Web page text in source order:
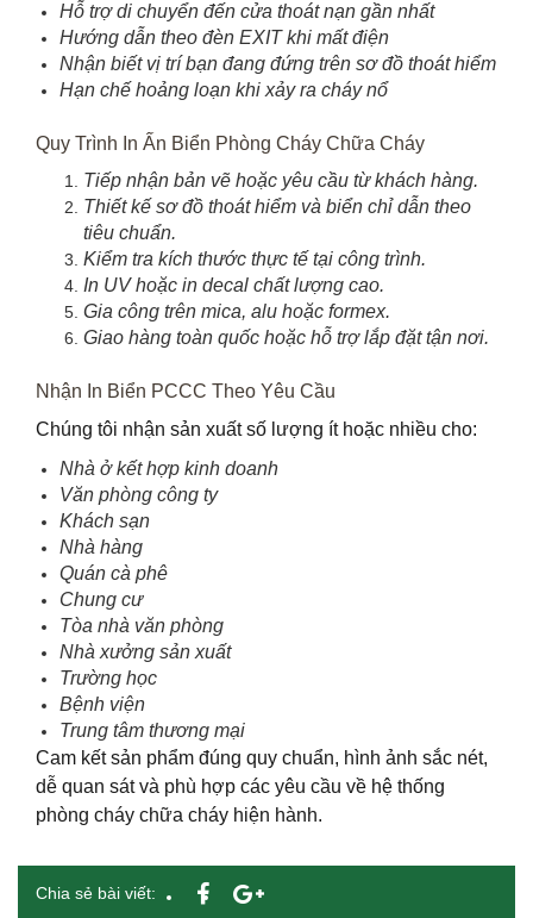
Hỗ trợ di chuyển đến cửa thoát nạn gần nhất
Hướng dẫn theo đèn EXIT khi mất điện
Nhận biết vị trí bạn đang đứng trên sơ đồ thoát hiểm
Hạn chế hoảng loạn khi xảy ra cháy nổ
Quy Trình In Ấn Biển Phòng Cháy Chữa Cháy
Tiếp nhận bản vẽ hoặc yêu cầu từ khách hàng.
Thiết kế sơ đồ thoát hiểm và biển chỉ dẫn theo
tiêu chuẩn.
Kiểm tra kích thước thực tế tại công trình.
In UV hoặc in decal chất lượng cao.
Gia công trên mica, alu hoặc formex.
Giao hàng toàn quốc hoặc hỗ trợ lắp đặt tận nơi.
Nhận In Biển PCCC Theo Yêu Cầu
Chúng tôi nhận sản xuất số lượng ít hoặc nhiều cho:
Nhà ở kết hợp kinh doanh
Văn phòng công ty
Khách sạn
Nhà hàng
Quán cà phê
Chung cư
Tòa nhà văn phòng
Nhà xưởng sản xuất
Trường học
Bệnh viện
Trung tâm thương mại
Cam kết sản phẩm đúng quy chuẩn, hình ảnh sắc nét,
dễ quan sát và phù hợp các yêu cầu về hệ thống
phòng cháy chữa cháy hiện hành.
Chia sẻ bài viết: